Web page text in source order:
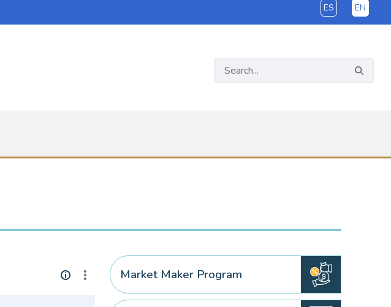
ES EN
Market Maker Program